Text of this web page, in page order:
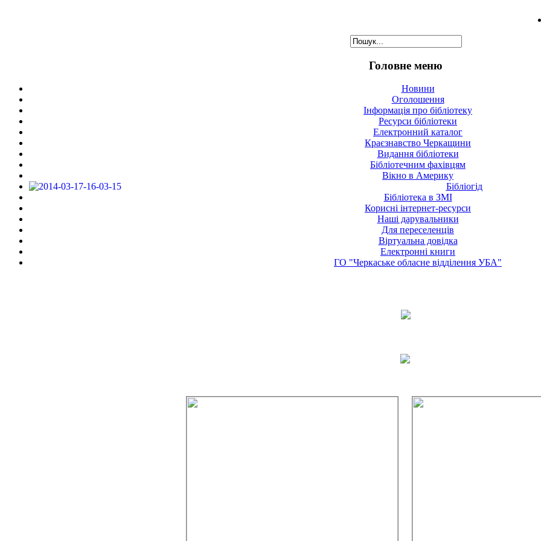
Головне меню
Новини
Оголошення
Інформація про бібліотеку
Ресурси бібліотеки
Електронний каталог
Краєзнавство Черкащини
Видання бібліотеки
Бібліотечним фахівцям
Вікно в Америку
Бібліогід
Бібліотека в ЗМІ
Корисні інтернет-ресурси
Наші дарувальники
Для переселенців
Віртуальна довідка
Електронні книги
ГО "Черкаське обласне відділення УБА"